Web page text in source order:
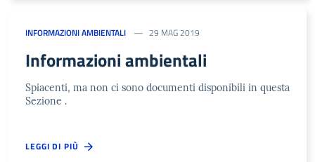
INFORMAZIONI AMBIENTALI 29 MAG 2019
Informazioni ambientali
Spiacenti, ma non ci sono documenti disponibili in questa
Sezione .
LEGGI DI PIÙ